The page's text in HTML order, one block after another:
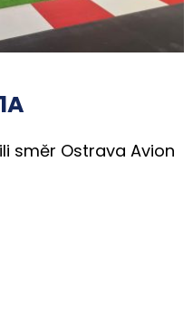
směr Ostrava Avion